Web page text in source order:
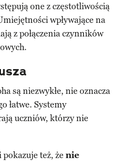
one z częstotliwością
wpływające na
z połączenia czynników
są niezwykłe, nie oznacza
łatwe. Systemy
uczniów, którzy nie
też, że nie